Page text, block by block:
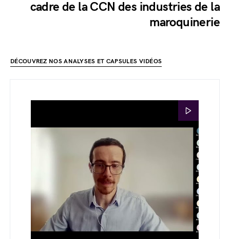
cadre de la CCN des industries de la
maroquinerie
DÉCOUVREZ NOS ANALYSES ET CAPSULES VIDÉOS